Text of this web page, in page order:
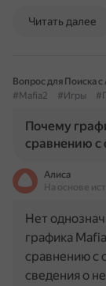
Читать далее
Вопрос для Поиска с
#Mafia2
#Игры
Почему
сравнению
Алиса
На основе
Нет
графика
сравнению с
сведения о